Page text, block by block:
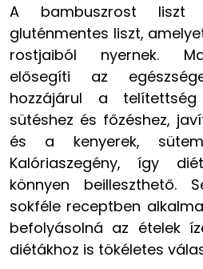
A bambuszrost liszt
gluténmentes liszt,
rostjaiból nyernek.
elősegíti az
hozzájárul a telítettség
sütéshez és főzéshez,
és a kenyerek,
Kalóriaszegény, így
könnyen beilleszthető.
sokféle receptben
befolyásolná az ételek
diétákhoz is tökéletes